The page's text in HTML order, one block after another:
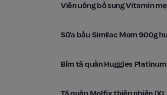
Viên uống bổ sung Vitamin
Sữa bầu Similac Mom 900g
Bỉm tã quần Huggies